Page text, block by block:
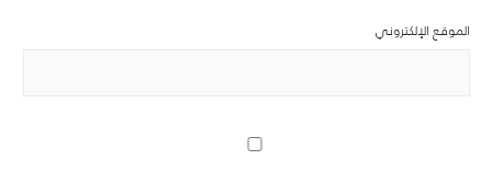
الموقع الإلكتروني